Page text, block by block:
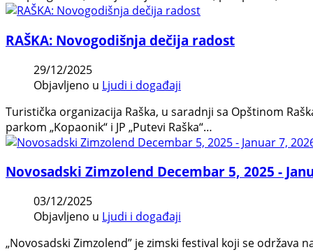
RAŠKA: Novogodišnja dečija radost
29/12/2025
Objavljeno u Ljudi i događaji
Turistička organizacija Raška, u saradnji sa Opštinom
parkom „Kopaonik“ i JP „Putevi Raška“…
Novosadski Zimzolend Decembar 5, 2025 -
03/12/2025
Objavljeno u Ljudi i događaji
„Novosadski Zimzolend” je zimski festival koji se